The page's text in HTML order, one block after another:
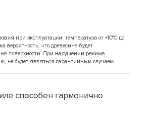
при эксплуатации: температура от +10°C до
вероятность, что древесина будет
поверхности. При нарушении режима
не будет являться гарантийным случаем.
способен гармонично